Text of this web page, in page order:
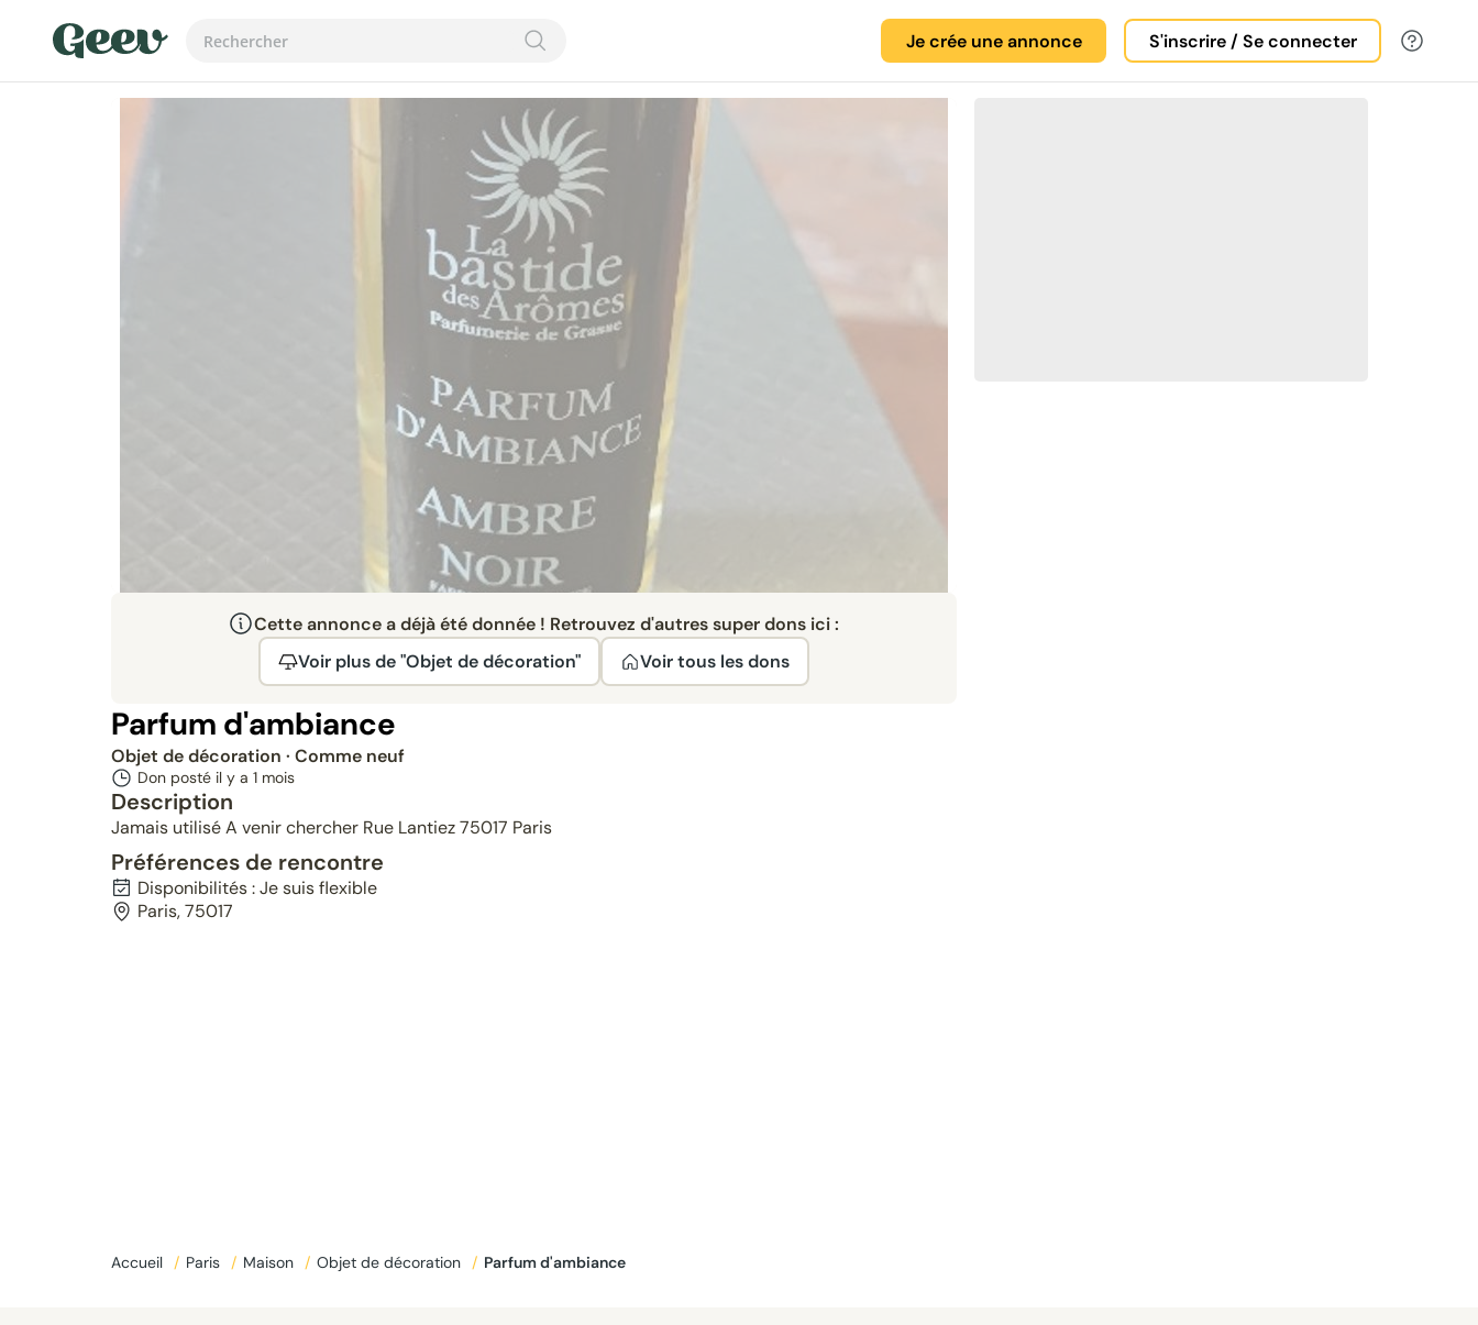
Je crée une annonce S'inscrire / Se connecter
Donné
Cette annonce a déjà été donnée ! Retrouvez d'autres super dons ici :
Voir plus de "Objet de décoration"
Voir tous les dons
Parfum d'ambiance
Objet de décoration · Comme neuf
Don posté il y a 1 mois
Description
Jamais utilisé A venir chercher Rue Lantiez 75017 Paris
Préférences de rencontre
Disponibilités : Je suis flexible
Paris, 75017
Accueil / Paris / Maison / Objet de décoration / Parfum d'ambiance